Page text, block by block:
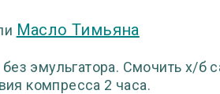
Масло Тимьяна
эмульгатора. Смочить х/б
компресса 2 часа.